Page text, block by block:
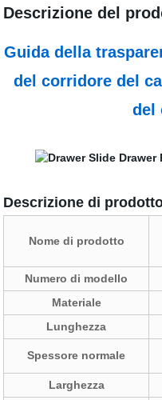
Descrizione del
Guida della
del corridore del
del
Descrizione di
Nome di prodotto
Numero di modello
Materiale
Lunghezza
Spessore normale
Larghezza